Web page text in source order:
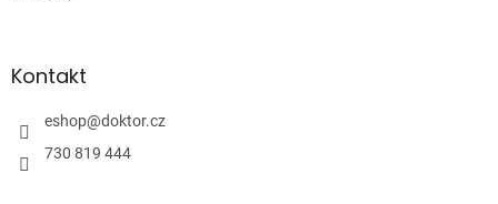
Kontakt
eshop@doktor.cz
730 819 444